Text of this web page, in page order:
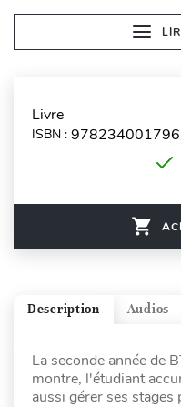
Livre
ISBN :
Audios
Description
La seconde année de
montre, l'étudiant
aussi gérer ses